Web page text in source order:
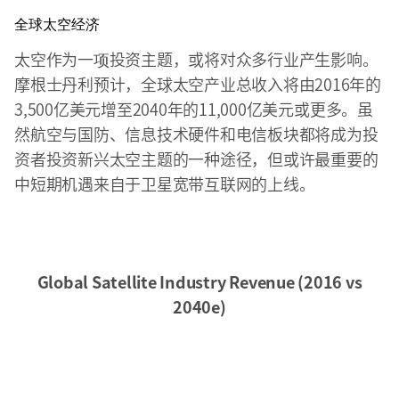
全球太空经济
太空作为一项投资主题，或将对众多行业产生影响。
摩根士丹利预计，全球太空产业总收入将由2016年的
3,500亿美元增至2040年的11,000亿美元或更多。虽
然航空与国防、信息技术硬件和电信板块都将成为投
资者投资新兴太空主题的一种途径，但或许最重要的
中短期机遇来自于卫星宽带互联网的上线。
Global Satellite Industry Revenue (2016 vs
2040e)